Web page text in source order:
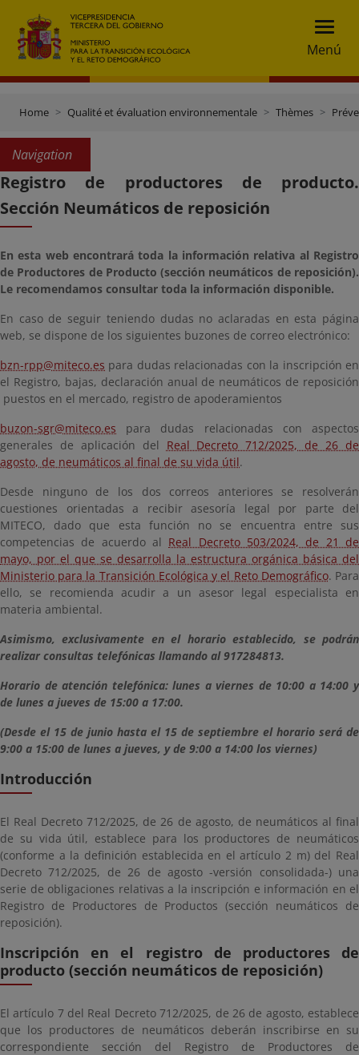
Menú
Home Qualité et évaluation environnementale Thèmes
Navigation
Registro de productores de producto.
Sección Neumáticos de reposición
En esta web encontrará toda la información relativa al Registro
de Productores de Producto (sección neumáticos de reposición).
Le recomendamos consultar toda la información disponible.
En caso de seguir teniendo dudas no aclaradas en esta página
web, se dispone de los siguientes buzones de correo electrónico:
bzn-rpp@miteco.es para dudas relacionadas con la inscripción en
el Registro, bajas, declaración anual de neumáticos de reposición
puestos en el mercado, registro de apoderamientos
buzon-sgr@miteco.es para dudas relacionadas con aspectos
generales de aplicación del Real Decreto 712/2025, de 26 de
agosto, de neumáticos al final de su vida útil.
Desde ninguno de los dos correos anteriores se resolverán
cuestiones orientadas a recibir asesoría legal por parte del
MITECO, dado que esta función no se encuentra entre sus
competencias de acuerdo al Real Decreto 503/2024, de 21 de
mayo, por el que se desarrolla la estructura orgánica básica del
Ministerio para la Transición Ecológica y el Reto Demográfico. Para
ello, se recomienda acudir a un asesor legal especialista en
materia ambiental.
Asimismo, exclusivamente en el horario establecido, se podrán
realizar consultas telefónicas llamando al 917284813.
Horario de atención telefónica: lunes a viernes de 10:00 a 14:00 y
de lunes a jueves de 15:00 a 17:00.
(Desde el 15 de junio hasta el 15 de septiembre el horario será de
9:00 a 15:00 de lunes a jueves, y de 9:00 a 14:00 los viernes)
Introducción
El Real Decreto 712/2025, de 26 de agosto, de neumáticos al final
de su vida útil, establece para los productores de neumáticos
(conforme a la definición establecida en el artículo 2 m) del Real
Decreto 712/2025, de 26 de agosto -versión consolidada-) una
serie de obligaciones relativas a la inscripción e información en el
Registro de Productores de Productos (sección neumáticos de
reposición).
Inscripción en el registro de productores de
producto (sección neumáticos de reposición)
El artículo 7 del Real Decreto 712/2025, de 26 de agosto, establece
que los productores de neumáticos deberán inscribirse en su
correspondiente sección del Registro de Productores de